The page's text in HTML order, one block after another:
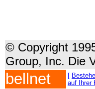
© Copyright
Group, Inc. Die
bellnet [
auf Ihrer